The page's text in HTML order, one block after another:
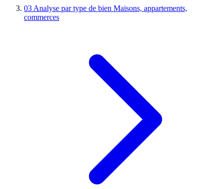
03 Analyse par type de bien Maisons, appartements,
commerces